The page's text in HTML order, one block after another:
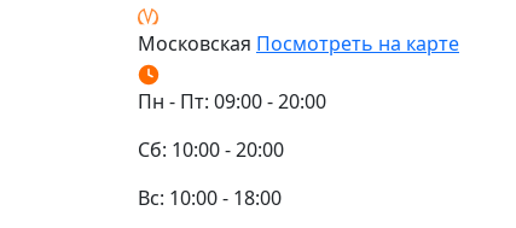
Московская Посмотреть на карте
Пн - Пт: 09:00 - 20:00
Сб: 10:00 - 20:00
Вс: 10:00 - 18:00